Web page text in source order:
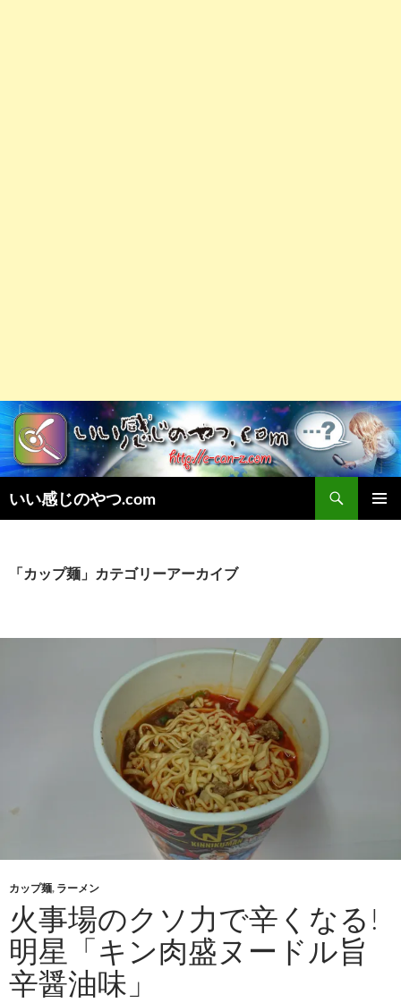
いい感じのやつ.com
索
ン「カップ麺」カテゴリーアーカイブ
カップ麺, ラーメン
火事場のクソ力で辛くなる!
明星「キン肉盛ヌードル旨
辛醤油味」